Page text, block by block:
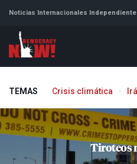
Noticias Internacionales
TEMAS Crisis climática
Tiroteos